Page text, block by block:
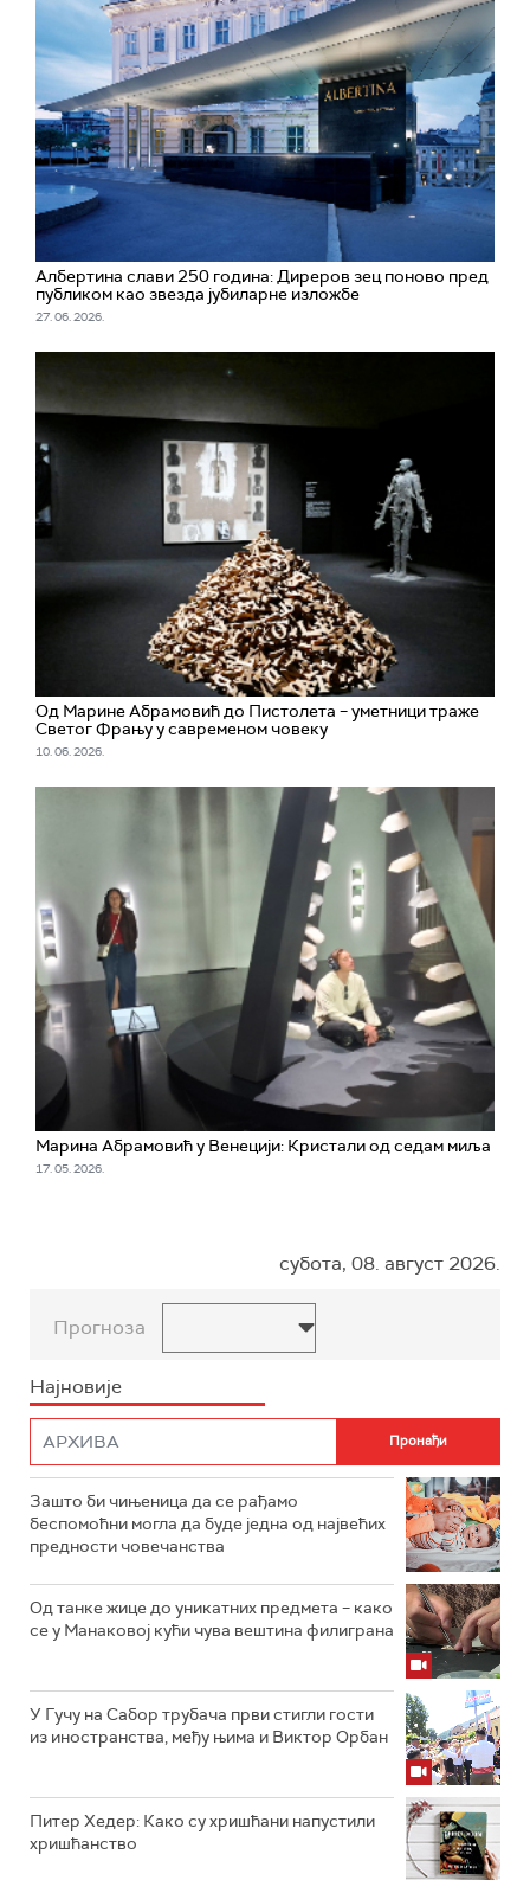
Албертина слави 250 година: Диреров зец поново пред
публиком као звезда јубиларне изложбе
27. 06. 2026.
Од Марине Абрамовић до Пистолета – уметници траже
Светог Фрању у савременом човеку
10. 06. 2026.
Марина Абрамовић у Венецији: Кристали од седам миља
17. 05. 2026.
субота, 08. август 2026.
Прогноза
Најновије
Зашто би чињеница да се рађамо
беспомоћни могла да буде једна од највећих
предности човечанства
Од танке жице до уникатних предмета – како
се у Манаковој кући чува вештина филиграна
У Гучу на Сабор трубача први стигли гости
из иностранства, међу њима и Виктор Орбан
Питер Хедер: Како су хришћани напустили
хришћанство